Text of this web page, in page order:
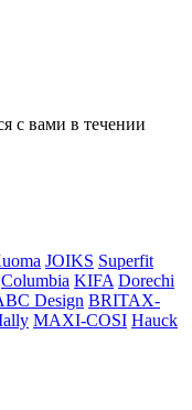
с вами в течении
JOIKS Superfit
Columbia KIFA Dorechi
Design BRITAX-
MAXI-COSI Hauck